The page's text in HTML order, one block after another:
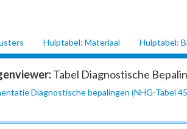
Hulptabel: Materiaal Hulptabel:
Tabel Diagnostische
Diagnostische bepalingen (NHG-Tabel